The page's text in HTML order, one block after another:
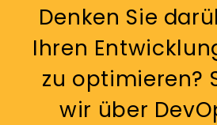
Denken Sie
Ihren
zu optimieren?
wir über